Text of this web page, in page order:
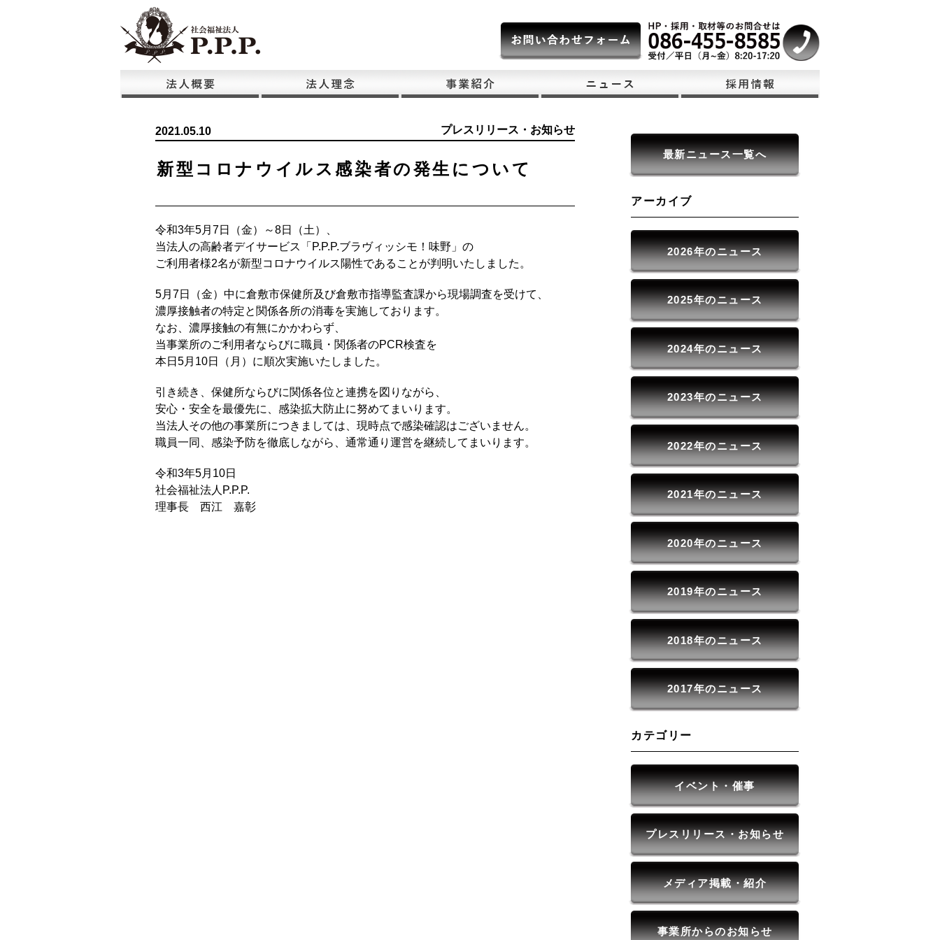
2021.05.10 プレスリリース・お知らせ
新型コロナウイルス感染者の発生について
令和3年5月7日（金）～8日（土）、
当法人の高齢者デイサービス「P.P.P.ブラヴィッシモ！味野」の
ご利用者様2名が新型コロナウイルス陽性であることが判明いたしました。
5月7日（金）中に倉敷市保健所及び倉敷市指導監査課から現場調査を受けて、
濃厚接触者の特定と関係各所の消毒を実施しております。
なお、濃厚接触の有無にかかわらず、
当事業所のご利用者ならびに職員・関係者のPCR検査を
本日5月10日（月）に順次実施いたしました。
引き続き、保健所ならびに関係各位と連携を図りながら、
安心・安全を最優先に、感染拡大防止に努めてまいります。
当法人その他の事業所につきましては、現時点で感染確認はございません。
職員一同、感染予防を徹底しながら、通常通り運営を継続してまいります。
令和3年5月10日
社会福祉法人P.P.P.
理事長 西江 嘉彰
最新ニュース一覧へ
アーカイブ
2026年のニュース
2025年のニュース
2024年のニュース
2023年のニュース
2022年のニュース
2021年のニュース
2020年のニュース
2019年のニュース
2018年のニュース
2017年のニュース
カテゴリー
イベント・催事
プレスリリース・お知らせ
メディア掲載・紹介
事業所からのお知らせ